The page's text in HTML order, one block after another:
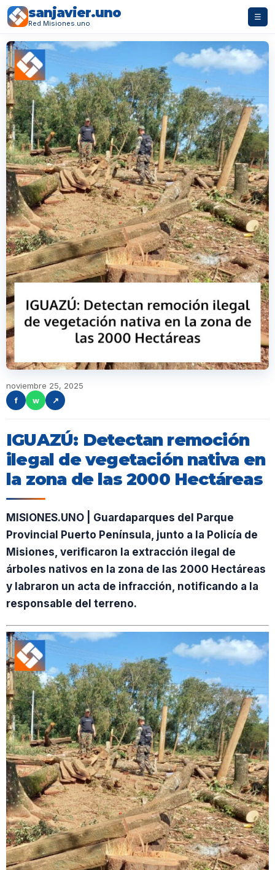
sanjavier.uno
Red Misiones.uno
☰
noviembre 25, 2025
f
w ↗
IGUAZÚ: Detectan remoción
ilegal de vegetación nativa en
la zona de las 2000 Hectáreas
MISIONES.UNO | Guardaparques del Parque
Provincial Puerto Península, junto a la Policía de
Misiones, verificaron la extracción ilegal de
árboles nativos en la zona de las 2000 Hectáreas
y labraron un acta de infracción, notificando a la
responsable del terreno.